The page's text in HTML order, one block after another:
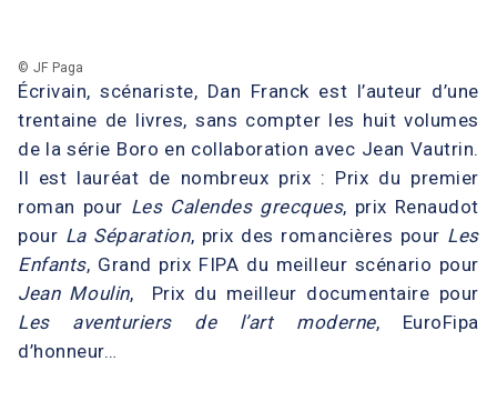
Écrivain, scénariste, Dan Franck est l’auteur d’une
trentaine de livres, sans compter les huit volumes
de la série Boro en collaboration avec Jean Vautrin.
Il est lauréat de nombreux prix : Prix du premier
roman pour Les Calendes grecques, prix Renaudot
pour La Séparation, prix des romancières pour Les
Enfants, Grand prix FIPA du meilleur scénario pour
Jean Moulin, Prix du meilleur documentaire pour
Les aventuriers de l’art moderne, EuroFipa
d’honneur…
© JF Paga